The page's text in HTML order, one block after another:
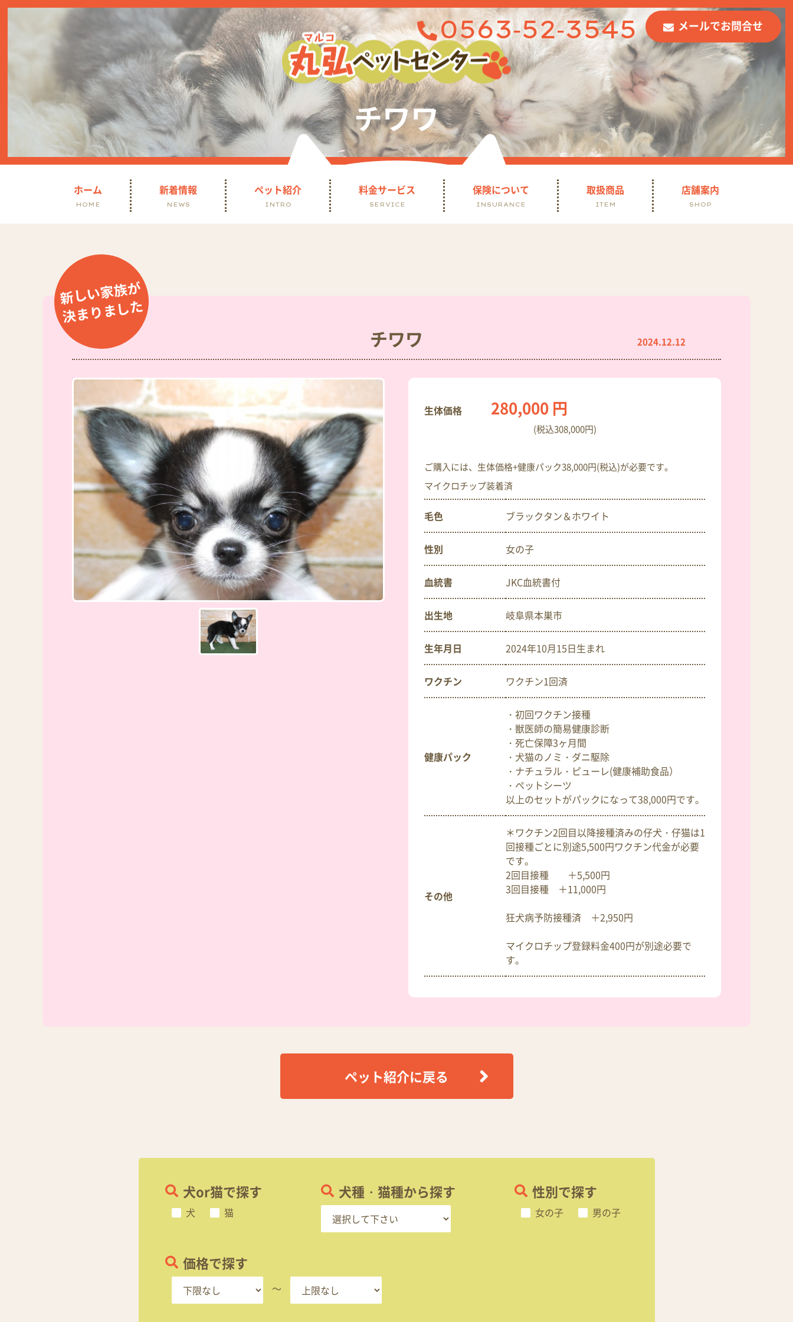
0563-52-3545 メールでお問合せ
チワワ
ホーム
HOME
新着情報
NEWS
ペット紹介
INTRO
料金サービス
SERVICE
保険について
INSURANCE
取扱商品
ITEM
店舗案内
SHOP
新しい家族が
決まりました
チワワ 2024.12.12
生体価格 280,000 円
(税込308,000円)
ご購入には、生体価格+健康パック38,000円(税込)が必要です。
マイクロチップ装着済
毛色 ブラックタン＆ホワイト
性別 女の子
血統書 JKC血統書付
出生地 岐阜県本巣市
生年月日 2024年10月15日生まれ
ワクチン ワクチン1回済
健康パック
・初回ワクチン接種
・獣医師の簡易健康診断
・死亡保障3ヶ月間
・犬猫のノミ・ダニ駆除
・ナチュラル・ピューレ(健康補助食品）
・ペットシーツ
以上のセットがパックになって38,000円です。
その他
＊ワクチン2回目以降接種済みの仔犬・仔猫は1
回接種ごとに別途5,500円ワクチン代金が必要
です。
2回目接種 ＋5,500円
3回目接種 ＋11,000円
狂犬病予防接種済 ＋2,950円
マイクロチップ登録料金400円が別途必要で
す。
ペット紹介に戻る
犬or猫で探す
犬 猫
犬種・猫種から探す 性別で探す
女の子 男の子
価格で探す
～